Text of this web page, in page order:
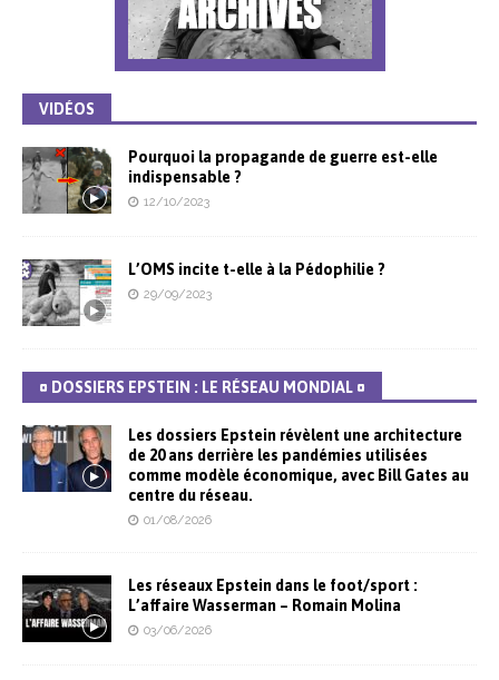
VIDÉOS
Pourquoi la propagande de guerre est-elle
indispensable ?
12/10/2023
L’OMS incite t-elle à la Pédophilie ?
29/09/2023
¤ DOSSIERS EPSTEIN : LE RÉSEAU MONDIAL ¤
Les dossiers Epstein révèlent une architecture
de 20 ans derrière les pandémies utilisées
comme modèle économique, avec Bill Gates au
centre du réseau.
01/08/2026
Les réseaux Epstein dans le foot/sport :
L’affaire Wasserman – Romain Molina
03/06/2026